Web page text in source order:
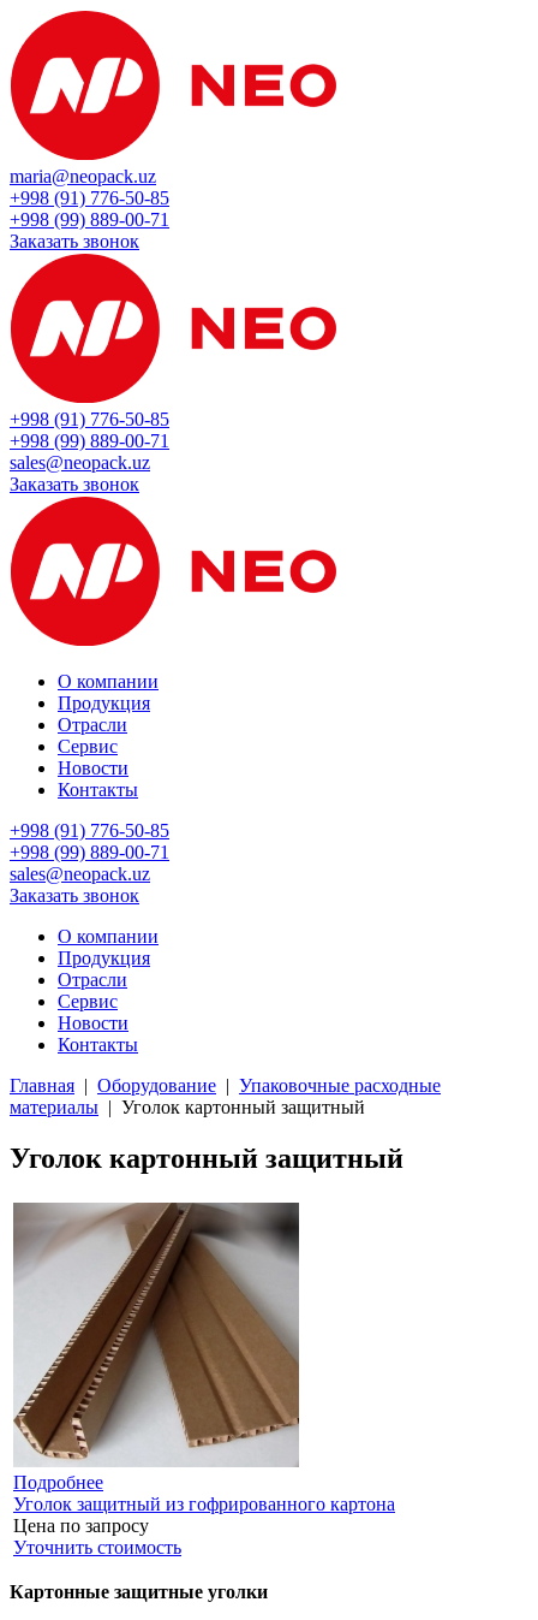
maria@neopack.uz
+998 (91) 776-50-85
+998 (99) 889-00-71
Заказать звонок
+998 (91) 776-50-85
+998 (99) 889-00-71
sales@neopack.uz
Заказать звонок
О компании
Продукция
Отрасли
Сервис
Новости
Контакты
+998 (91) 776-50-85
+998 (99) 889-00-71
sales@neopack.uz
Заказать звонок
О компании
Продукция
Отрасли
Сервис
Новости
Контакты
Главная | Оборудование | Упаковочные расходные
материалы | Уголок картонный защитный
Уголок картонный защитный
Подробнее
Уголок защитный из гофрированного картона
Цена по запросу
Уточнить стоимость
Картонные защитные уголки